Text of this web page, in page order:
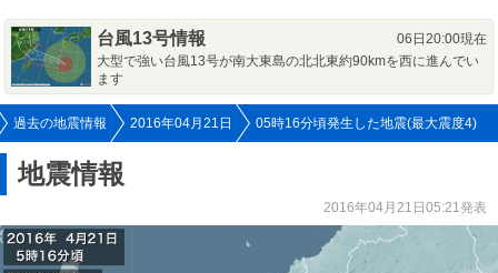
台風13号情報
06日20:00現在
大型で強い台風13号が南大東島の北北東約90kmを西に進んでい
ます
過去の地震情報 2016年04月21日 05時16分頃発生した地震(最大震度4)
地震情報
2016年04月21日05:21発表